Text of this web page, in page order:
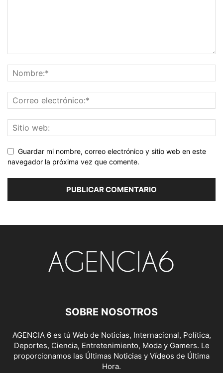
Guardar mi nombre, correo electrónico y sitio web en este
navegador la próxima vez que comente.
SOBRE NOSOTROS
AGENCIA 6 es tú Web de Noticias, Internacional, Política,
Deportes, Ciencia, Entretenimiento, Moda y Gamers. Le
proporcionamos las Últimas Noticias y Vídeos de Última
Hora.